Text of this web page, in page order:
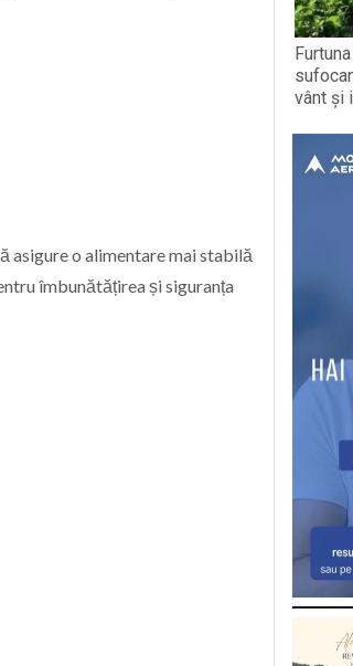
asigure o alimentare mai stabilă
îmbunătățirea și siguranța
vânt și